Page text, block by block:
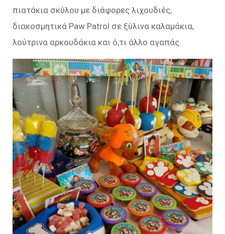
πιατάκια σκύλου με διάφορες λιχουδιές,
διακοσμητικά Paw Patrol σε ξύλινα καλαμάκια,
λούτρινα αρκουδάκια και ό,τι άλλο αγαπάς.